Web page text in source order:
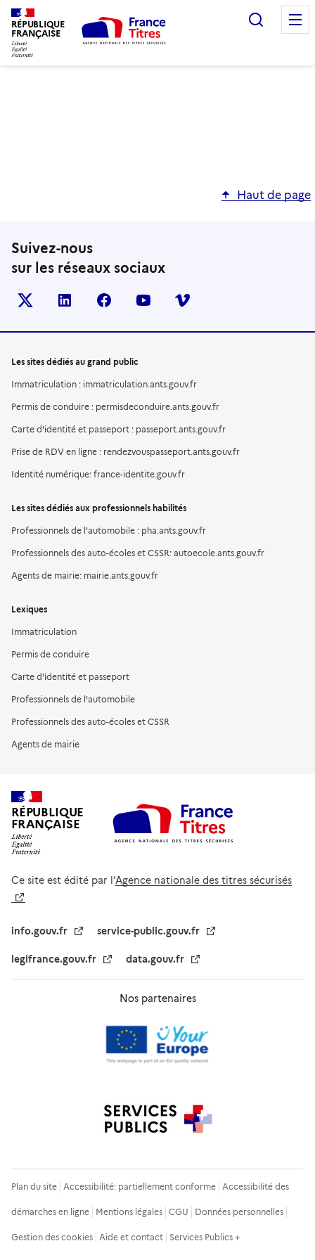
RÉPUBLIQUE
FRANÇAISE
Haut de page
Suivez-nous
sur les réseaux sociaux
X (anciennement TWITTER)
LINKEDINFACEBOOKYOUTUBEVIMEO
Les sites dédiés au grand public
Immatriculation : immatriculation.ants.gouv.fr
Permis de conduire : permisdeconduire.ants.gouv.fr
Carte d'identité et passeport : passeport.ants.gouv.fr
Prise de RDV en ligne : rendezvouspasseport.ants.gouv.fr
Identité numérique: france-identite.gouv.fr
Les sites dédiés aux professionnels habilités
Professionnels de l'automobile : pha.ants.gouv.fr
Professionnels des auto-écoles et CSSR: autoecole.ants.gouv.fr
Agents de mairie: mairie.ants.gouv.fr
Lexiques
Immatriculation
Permis de conduire
Carte d'identité et passeport
Professionnels de l'automobile
Professionnels des auto-écoles et CSSR
Agents de mairie
RÉPUBLIQUE
FRANÇAISE
Ce site est édité par l’Agence nationale des titres sécurisés
info.gouv.fr service-public.gouv.fr
legifrance.gouv.fr data.gouv.fr
Nos partenaires
Plan du site Accessibilité: partiellement conforme Accessibilité des
démarches en ligne Mentions légales CGU Données personnelles
Gestion des cookies Aide et contact Services Publics +